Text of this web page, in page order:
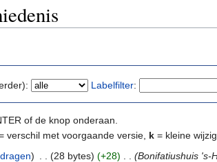
Labelfilter:
of de knop onderaan.
verschil met voorgaande versie, k = kleine
) (28 bytes) (+28) (Bonifatiushuis 's-